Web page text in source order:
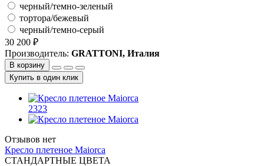
черный/темно-зеленый
тортора/бежевый
черный/темно-серый
30 200 ₽
Производитель: GRATTONI, Италия
В корзину
Купить в один клик
2323
Отзывов нет
Кресло плетеное Maiorca
СТАНДАРТНЫЕ ЦВЕТА